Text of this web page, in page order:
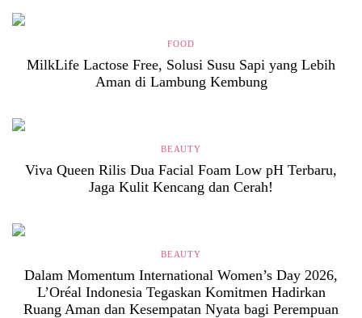
FOOD
MilkLife Lactose Free, Solusi Susu Sapi yang Lebih
Aman di Lambung Kembung
BEAUTY
Viva Queen Rilis Dua Facial Foam Low pH Terbaru,
Jaga Kulit Kencang dan Cerah!
BEAUTY
Dalam Momentum International Women’s Day 2026,
L’Oréal Indonesia Tegaskan Komitmen Hadirkan
Ruang Aman dan Kesempatan Nyata bagi Perempuan